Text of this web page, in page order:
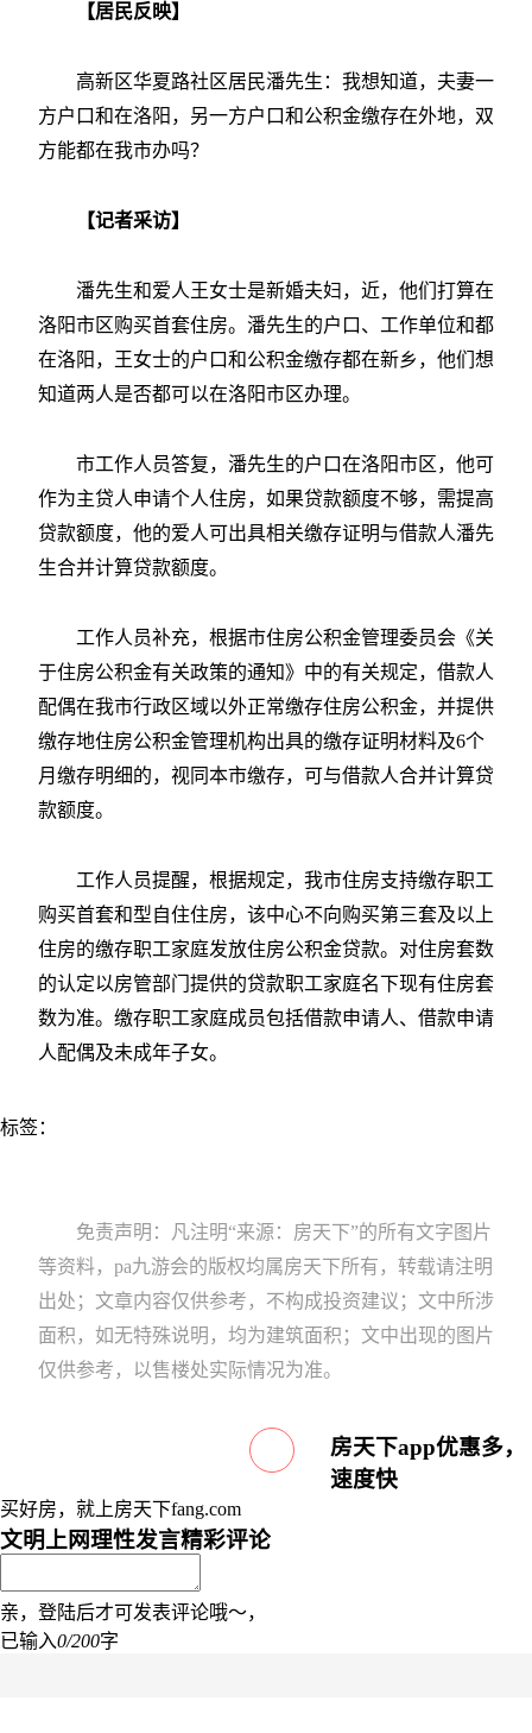
【居民反映】
高新区华夏路社区居民潘先生：我想知道，夫妻一
方户口和在洛阳，另一方户口和公积金缴存在外地，双
方能都在我市办吗？
【记者采访】
潘先生和爱人王女士是新婚夫妇，近，他们打算在
洛阳市区购买首套住房。潘先生的户口、工作单位和都
在洛阳，王女士的户口和公积金缴存都在新乡，他们想
知道两人是否都可以在洛阳市区办理。
市工作人员答复，潘先生的户口在洛阳市区，他可
作为主贷人申请个人住房，如果贷款额度不够，需提高
贷款额度，他的爱人可出具相关缴存证明与借款人潘先
生合并计算贷款额度。
工作人员补充，根据市住房公积金管理委员会《关
于住房公积金有关政策的通知》中的有关规定，借款人
配偶在我市行政区域以外正常缴存住房公积金，并提供
缴存地住房公积金管理机构出具的缴存证明材料及6个
月缴存明细的，视同本市缴存，可与借款人合并计算贷
款额度。
工作人员提醒，根据规定，我市住房支持缴存职工
购买首套和型自住住房，该中心不向购买第三套及以上
住房的缴存职工家庭发放住房公积金贷款。对住房套数
的认定以房管部门提供的贷款职工家庭名下现有住房套
数为准。缴存职工家庭成员包括借款申请人、借款申请
人配偶及未成年子女。
标签：
免责声明：凡注明“来源：房天下”的所有文字图片
等资料，pa九游会的版权均属房天下所有，转载请注明
出处；文章内容仅供参考，不构成投资建议；文中所涉
面积，如无特殊说明，均为建筑面积；文中出现的图片
仅供参考，以售楼处实际情况为准。
房天下app优惠多，
速度快
买好房，就上房天下fang.com
文明上网理性发言精彩评论
亲，登陆后才可发表评论哦～，
已输入0/200字